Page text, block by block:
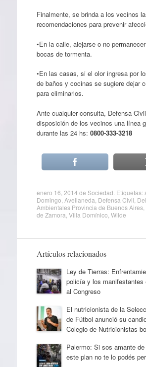
Finalmente, se brinda a los vecinos
recomendaciones para prevenir
•En la calle, alejarse o no
bocas de tormenta.
•En las casas, si el olor ingresa por
de baños y cocinas se sugiere dejar
para eliminarlos.
Ante cualquier consulta, Defensa
disposición de los vecinos una línea
durante las 24 hs: 0800-333-3218
enero 16, 2014 de Sociedad . Etiquetas:
Domingo Avellaneda Defensa Civil
Ambientales Provincia de Buenos Aires,
de Zamora Villa Domínico Wilde
Artículos relacionados
Ley de Tierras:
policía y los manifestantes
al Congreso
El nutricionista de la
de Fútbol anunció su
Colegio de Nutricionistas
Palermo: Si sos amante
este plan no te lo podés